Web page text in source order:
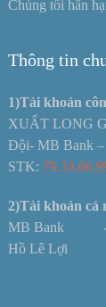
Chúng tôi hân
Thông tin
1)Tài khoản
XUẤT
Đội- MB Bank
STK:
2)Tài khoản cá
MB Bank -
Hồ Lê Lợi